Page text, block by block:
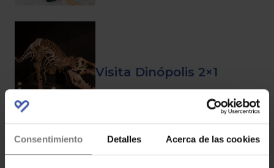
Consentimiento Detalles Acerca de las cookies
Visita Dinópolis 2×1